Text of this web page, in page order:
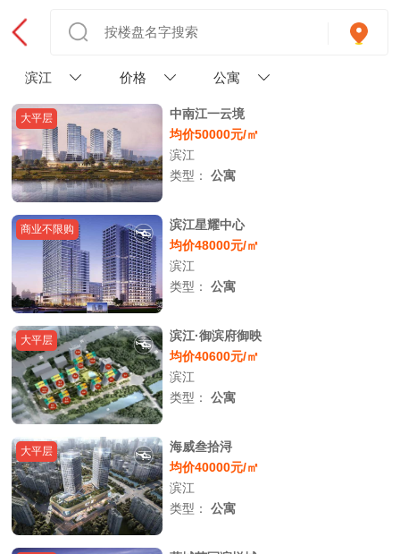
滨江 价格 公寓
大平层
中南江一云境
均价50000元/㎡
滨江
类型：公寓
商业不限购
滨江星耀中心
均价48000元/㎡
滨江
类型：公寓
大平层
滨江·御滨府御映
均价40600元/㎡
滨江
类型：公寓
大平层
海威叁拾浔
均价40000元/㎡
滨江
类型：公寓